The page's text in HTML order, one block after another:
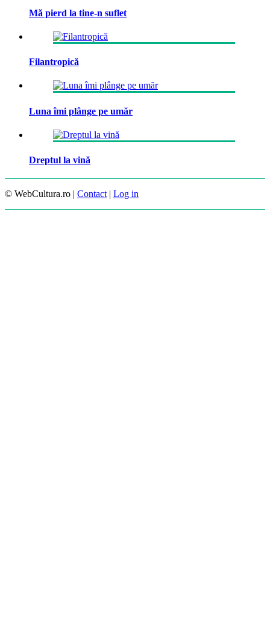
Mă pierd la tine-n suflet
Filantropică
Luna îmi plânge pe umăr
Dreptul la vină
© WebCultura.ro | Contact| Log in